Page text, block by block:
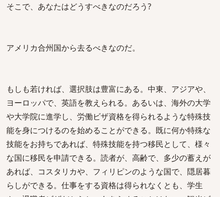
そこで、あなたはどうすべきなのだろう?
アメリカ合州国から去るべきなのだ。
もしも若ければ、選択肢は豊富にある。中東、アジアや、
ヨーロッパで、英語を教えられる。あるいは、海外の大学
や大学院に進学し、労働ビザ資格を得られるような特殊技
能を身につけるのを始めることができる。既に何か特殊な
技能をお持ちであれば、特殊技能を持つ移民として、様々
な国に移民を申請できる。読者が、高齢で、多少の蓄えが
あれば、コスタリカや、フィリピンのような国で、隠居暮
らしができる。仕事をする資格は得られなくとも、学生